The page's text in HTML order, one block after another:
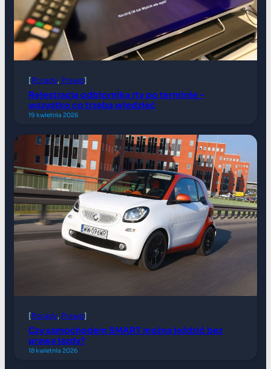
[Porady, Prawo]
Rejestracja odbiornika rtv po terminie –
wszystko co trzeba wiedzieć
19 kwietnia 2026
[Porady, Prawo]
Czy samochodem SMART można jeździć bez
prawa jazdy?
18 kwietnia 2026